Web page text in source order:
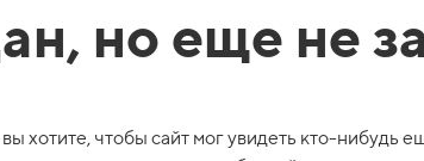
но еще не
хотите, чтобы сайт мог увидеть кто-нибудь